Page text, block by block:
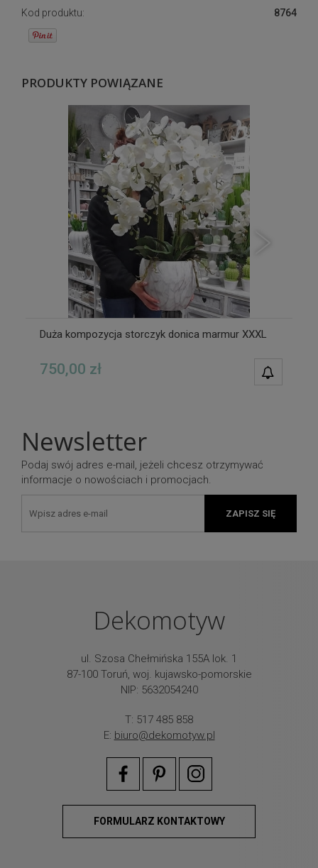
Kod produktu: 8764
PRODUKTY POWIĄZANE
Duża kompozycja storczyk donica marmur XXXL
750,00 zł
Newsletter
Podaj swój adres e-mail, jeżeli chcesz otrzymywać
informacje o nowościach i promocjach.
ZAPISZ SIĘ
Dekomotyw
ul. Szosa Chełmińska 155A lok. 1
87-100 Toruń, woj. kujawsko-pomorskie
NIP: 5632054240
T: 517 485 858
E: biuro@dekomotyw.pl
FORMULARZ KONTAKTOWY